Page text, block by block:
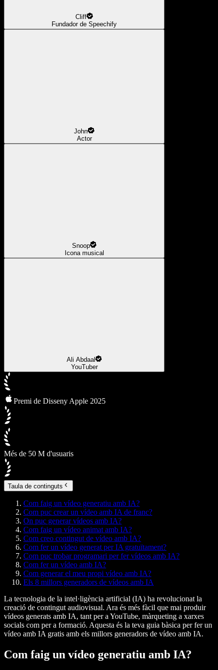
Cliff
Fundador de Speechify
John
Actor
Snoop
Icona musical
Ali Abdaal
YouTuber
Premi de Disseny Apple 2025
Més de 50 M d'usuaris
Taula de continguts
Com faig un vídeo generatiu amb IA?
Com puc crear un vídeo amb IA de franc?
On puc generar vídeos amb IA?
Com faig un vídeo animat amb IA?
Com creo contingut de vídeo amb IA?
Com fer un vídeo generat per IA gratuïtament?
Com puc trobar programari per fer vídeos amb IA?
Com fer un vídeo amb IA?
Com generar el meu propi vídeo amb IA?
Els 8 millors generadors de vídeos amb IA
La tecnologia de la intel·ligència artificial (IA) ha revolucionat la
creació de contingut audiovisual. Ara és més fàcil que mai produir
vídeos generats amb IA, tant per a YouTube, màrqueting a xarxes
socials com per a formació. Aquesta és la teva guia bàsica per fer un
vídeo amb IA gratis amb els millors generadors de vídeo amb IA.
Com faig un vídeo generatiu amb IA?